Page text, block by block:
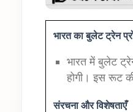
भारत का बुलेट ट्रेन
भारत में बुलेट
होगी। इस रूट
संरचना और विशेषताएँ